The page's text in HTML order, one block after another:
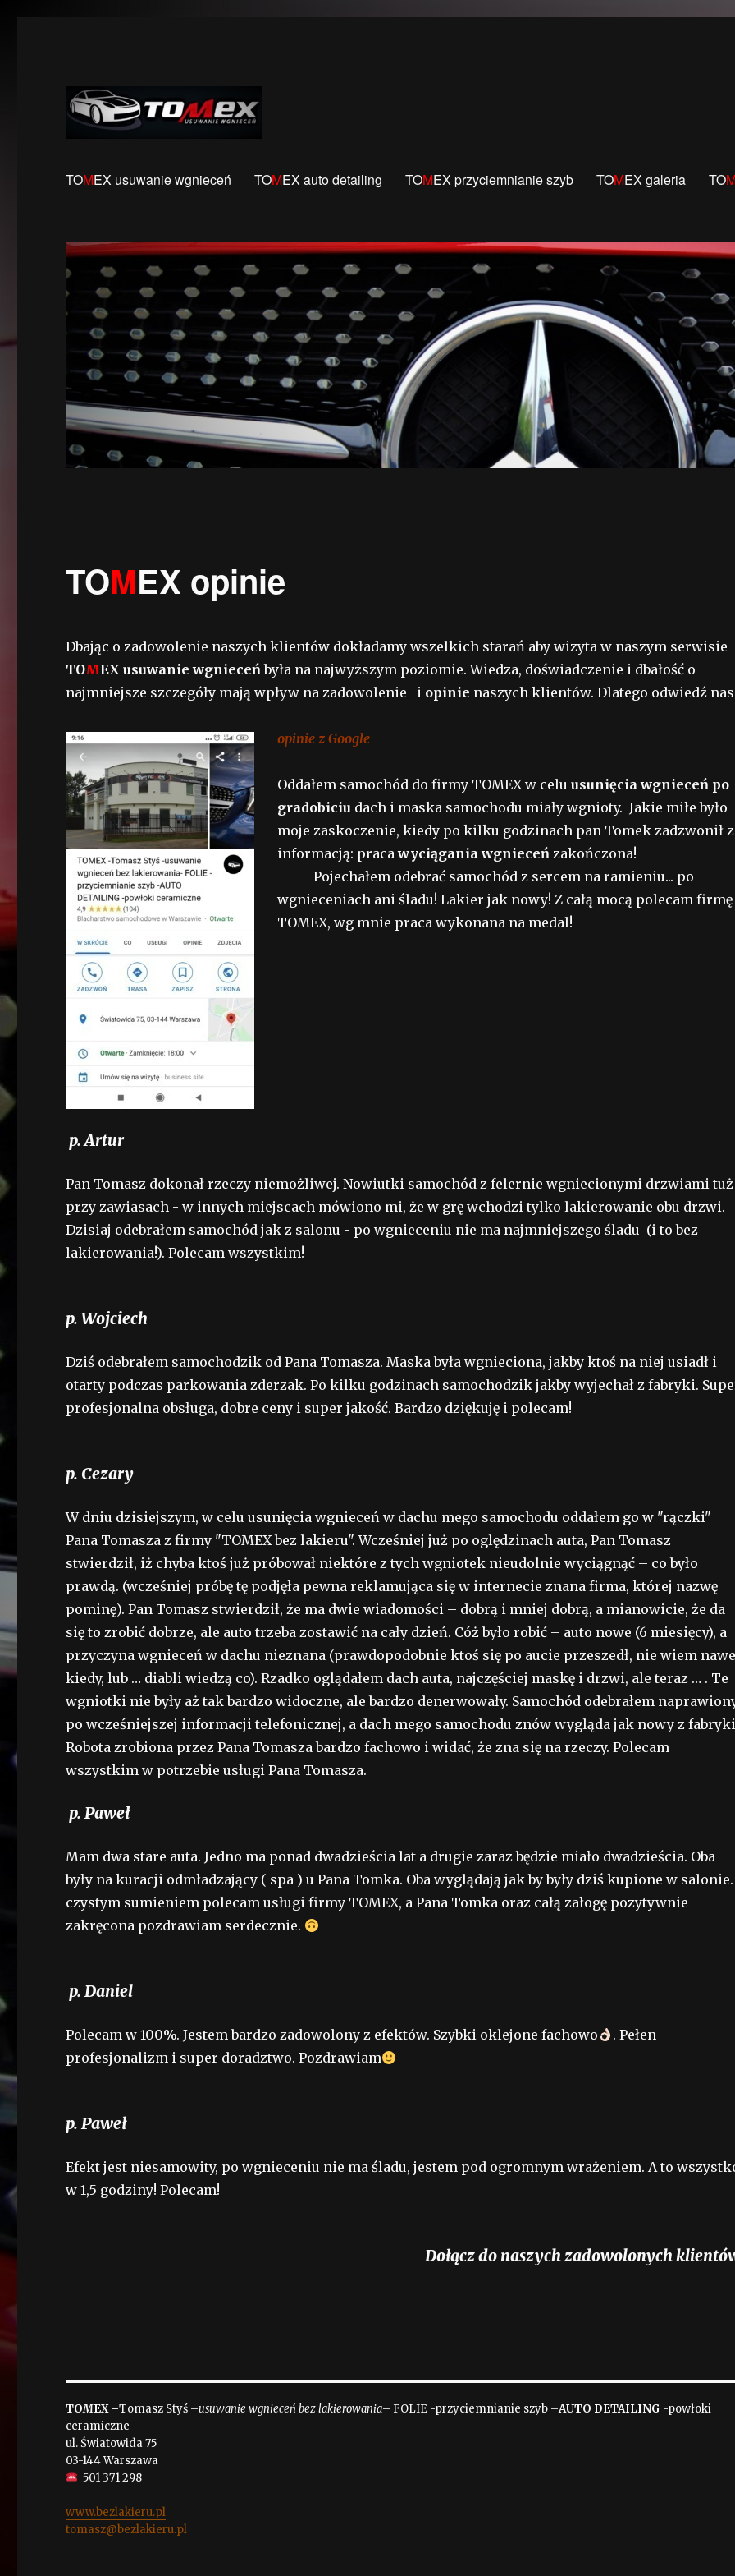
TOMEX usuwanie wgnieceń TOMEX auto detailing TOMEX przyciemnianie szyb TOMEX galeria TO
TOMEX opinie
Dbając o zadowolenie naszych klientów dokładamy wszelkich starań aby wizyta w naszym serwisie
TOMEX usuwanie wgnieceńbyła na najwyższym poziomie. Wiedza, doświadczenie i dbałość o
najmniejsze szczegóły mają wpływ na zadowolenie i opinie naszych klientów. Dlatego odwiedź
opinie z Google
Oddałem samochód do firmy TOMEX w celuusunięcia wgnieceń po
gradobiciu dach i maska samochodu miały wgnioty. Jakie miłe było
moje zaskoczenie, kiedy po kilku godzinach pan Tomek zadzwonił z
informacją: pracawyciągania wgnieceń
Pojechałem odebrać samochód z sercem na ramieniu... po
wgnieceniach ani śladu! Lakier jak nowy! Z całą mocą polecam firmę
TOMEX, wg mnie praca wykonana na medal!
p. Artur
Pan Tomasz dokonał rzeczy niemożliwej. Nowiutki samochód z felernie wgniecionymi drzwiami tuż
przy zawiasach - w innych miejscach mówiono mi, że w grę wchodzi tylko lakierowanie obu drzwi.
Dzisiaj odebrałem samochód jak z salonu - po wgnieceniu nie ma najmniejszego śladu (i to bez
lakierowania!). Polecam wszystkim!
p. Wojciech
Dziś odebrałem samochodzik od Pana Tomasza. Maska była wgnieciona, jakby ktoś na niej usiadł i
otarty podczas parkowania zderzak. Po kilku godzinach samochodzik jakby wyjechał z fabryki.
profesjonalna obsługa, dobre ceny i super jakość. Bardzo dziękuję i polecam!
p. Cezary
W dniu dzisiejszym, w celu usunięcia wgnieceń w dachu mego samochodu oddałem go w "rączki"
Pana Tomasza z firmy "TOMEX bez lakieru". Wcześniej już po oględzinach auta, Pan Tomasz
stwierdził, iż chyba ktoś już próbował niektóre z tych wgniotek nieudolnie wyciągnąć – co było
prawdą. (wcześniej próbę tę podjęła pewna reklamująca się w internecie znana firma, której nazwę
pominę). Pan Tomasz stwierdził, że ma dwie wiadomości – dobrą i mniej dobrą, a mianowicie, że da
się to zrobić dobrze, ale auto trzeba zostawić na cały dzień. Cóż było robić – auto nowe (6 miesięcy), a
przyczyna wgnieceń w dachu nieznana (prawdopodobnie ktoś się po aucie przeszedł, nie wiem
kiedy, lub … diabli wiedzą co). Rzadko oglądałem dach auta, najczęściej maskę i drzwi, ale teraz … . Te
wgniotki nie były aż tak bardzo widoczne, ale bardzo denerwowały. Samochód odebrałem
po wcześniejszej informacji telefonicznej, a dach mego samochodu znów wygląda jak nowy z
Robota zrobiona przez Pana Tomasza bardzo fachowo i widać, że zna się na rzeczy. Polecam
wszystkim w potrzebie usługi Pana Tomasza.
p. Paweł
Mam dwa stare auta. Jedno ma ponad dwadzieścia lat a drugie zaraz będzie miało dwadzieścia. Oba
były na kuracji odmładzający ( spa ) u Pana Tomka. Oba wyglądają jak by były dziś kupione w salonie.
czystym sumieniem polecam usługi firmy TOMEX, a Pana Tomka oraz całą załogę pozytywnie
zakręcona pozdrawiam serdecznie.
p. Daniel
Polecam w 100%. Jestem bardzo zadowolony z efektów. Szybki oklejone fachowo
. Pełen
profesjonalizm i super doradztwo. Pozdrawiam
p. Paweł
Efekt jest niesamowity, po wgnieceniu nie ma śladu, jestem pod ogromnym wrażeniem. A to
w 1,5 godziny! Polecam!
Dołącz do naszych zadowolonych
TOMEX –Tomasz Styś –usuwanie wgnieceń bez lakierowania– FOLIE -przyciemnianie szyb –AUTO DETAILING -powłoki
ceramiczne
ul. Światowida 75
03-144 Warszawa
501 371 298
www.bezlakieru.pl
tomasz@bezlakieru.pl